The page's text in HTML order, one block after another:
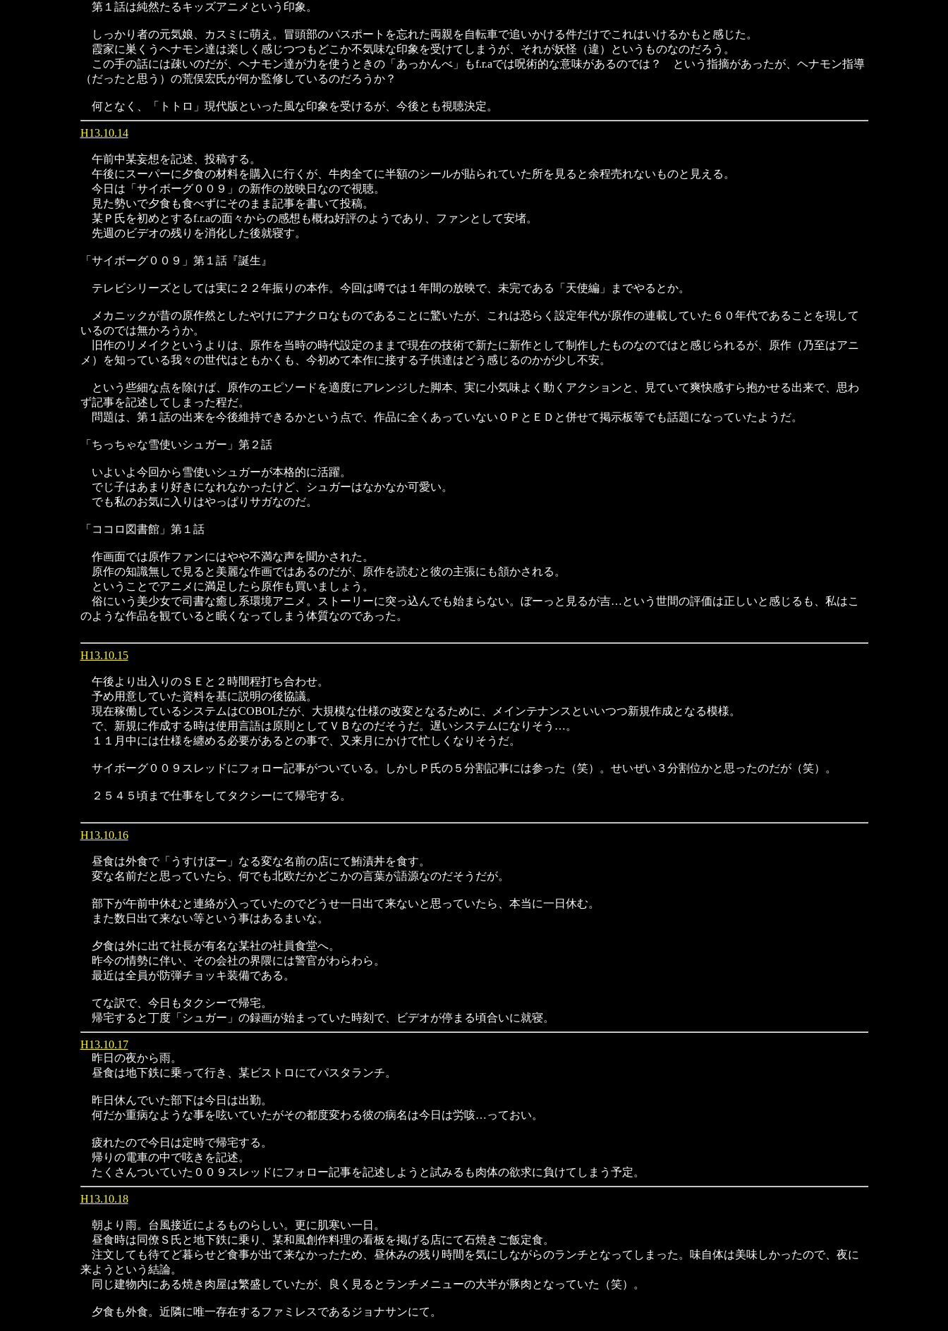
第１話は純然たるキッズアニメという印象。
しっかり者の元気娘、カスミに萌え。冒頭部のパスポートを忘れた両親を自転車で追いかける件だけでこれはいけるかもと感じた。
霞家に巣くうヘナモン達は楽しく感じつつもどこか不気味な印象を受けてしまうが、それが妖怪（違）というものなのだろう。
この手の話には疎いのだが、ヘナモン達が力を使うときの「あっかんべ」もf.r.aでは呪術的な意味があるのでは？ という指摘があったが、ヘナモン指導
（だったと思う）の荒俣宏氏が何か監修しているのだろうか？
何となく、「トトロ」現代版といった風な印象を受けるが、今後とも視聴決定。
H13.10.14
午前中某妄想を記述、投稿する。
午後にスーパーに夕食の材料を購入に行くが、牛肉全てに半額のシールが貼られていた所を見ると余程売れないものと見える。
今日は「サイボーグ００９」の新作の放映日なので視聴。
見た勢いで夕食も食べずにそのまま記事を書いて投稿。
某Ｐ氏を初めとするf.r.aの面々からの感想も概ね好評のようであり、ファンとして安堵。
先週のビデオの残りを消化した後就寝す。
「サイボーグ００９」第１話『誕生』
テレビシリーズとしては実に２２年振りの本作。今回は噂では１年間の放映で、未完である「天使編」までやるとか。
メカニックが昔の原作然としたやけにアナクロなものであることに驚いたが、これは恐らく設定年代が原作の連載していた６０年代であることを現して
いるのでは無かろうか。
旧作のリメイクというよりは、原作を当時の時代設定のままで現在の技術で新たに新作として制作したものなのではと感じられるが、原作（乃至はアニ
メ）を知っている我々の世代はともかくも、今初めて本作に接する子供達はどう感じるのかが少し不安。
という些細な点を除けば、原作のエピソードを適度にアレンジした脚本、実に小気味よく動くアクションと、見ていて爽快感すら抱かせる出来で、思わ
ず記事を記述してしまった程だ。
問題は、第１話の出来を今後維持できるかという点で、作品に全くあっていないＯＰとＥＤと併せて掲示板等でも話題になっていたようだ。
「ちっちゃな雪使いシュガー」第２話
いよいよ今回から雪使いシュガーが本格的に活躍。
でじ子はあまり好きになれなかったけど、シュガーはなかなか可愛い。
でも私のお気に入りはやっぱりサガなのだ。
「ココロ図書館」第１話
作画面では原作ファンにはやや不満な声を聞かされた。
原作の知識無しで見ると美麗な作画ではあるのだが、原作を読むと彼の主張にも頷かされる。
ということでアニメに満足したら原作も買いましょう。
俗にいう美少女で司書な癒し系環境アニメ。ストーリーに突っ込んでも始まらない。ぼーっと見るが吉…という世間の評価は正しいと感じるも、私はこ
のような作品を観ていると眠くなってしまう体質なのであった。
H13.10.15
午後より出入りのＳＥと２時間程打ち合わせ。
予め用意していた資料を基に説明の後協議。
現在稼働しているシステムはCOBOLだが、大規模な仕様の改変となるために、メインテナンスといいつつ新規作成となる模様。
で、新規に作成する時は使用言語は原則としてＶＢなのだそうだ。遅いシステムになりそう…。
１１月中には仕様を纏める必要があるとの事で、又来月にかけて忙しくなりそうだ。
サイボーグ００９スレッドにフォロー記事がついている。しかしＰ氏の５分割記事には参った（笑）。せいぜい３分割位かと思ったのだが（笑）。
２５４５頃まで仕事をしてタクシーにて帰宅する。
H13.10.16
昼食は外食で「うすけぼー」なる変な名前の店にて鮪漬丼を食す。
変な名前だと思っていたら、何でも北欧だかどこかの言葉が語源なのだそうだが。
部下が午前中休むと連絡が入っていたのでどうせ一日出て来ないと思っていたら、本当に一日休む。
また数日出て来ない等という事はあるまいな。
夕食は外に出て社長が有名な某社の社員食堂へ。
昨今の情勢に伴い、その会社の界隈には警官がわらわら。
最近は全員が防弾チョッキ装備である。
てな訳で、今日もタクシーで帰宅。
帰宅すると丁度「シュガー」の録画が始まっていた時刻で、ビデオが停まる頃合いに就寝。
H13.10.17
昨日の夜から雨。
昼食は地下鉄に乗って行き、某ビストロにてパスタランチ。
昨日休んでいた部下は今日は出勤。
何だか重病なような事を呟いていたがその都度変わる彼の病名は今日は労咳…っておい。
疲れたので今日は定時で帰宅する。
帰りの電車の中で呟きを記述。
たくさんついていた００９スレッドにフォロー記事を記述しようと試みるも肉体の欲求に負けてしまう予定。
H13.10.18
朝より雨。台風接近によるものらしい。更に肌寒い一日。
昼食時は同僚Ｓ氏と地下鉄に乗り、某和風創作料理の看板を掲げる店にて石焼きご飯定食。
注文しても待てど暮らせど食事が出て来なかったため、昼休みの残り時間を気にしながらのランチとなってしまった。味自体は美味しかったので、夜に
来ようという結論。
同じ建物内にある焼き肉屋は繁盛していたが、良く見るとランチメニューの大半が豚肉となっていた（笑）。
夕食も外食。近隣に唯一存在するファミレスであるジョナサンにて。